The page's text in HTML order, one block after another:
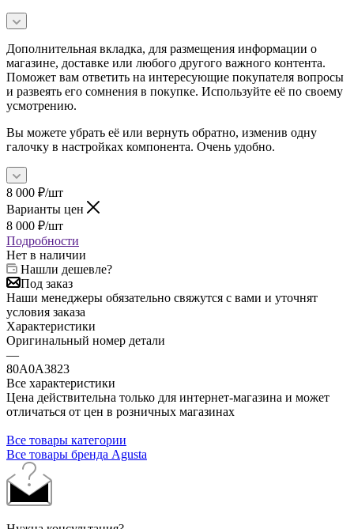
Дополнительная вкладка, для размещения информации о
магазине, доставке или любого другого важного контента.
Поможет вам ответить на интересующие покупателя вопросы
и развеять его сомнения в покупке. Используйте её по своему
усмотрению.
Вы можете убрать её или вернуть обратно, изменив одну
галочку в настройках компонента. Очень удобно.
8 000 ₽/шт
Варианты цен
8 000 ₽/шт
Подробности
Нет в наличии
Нашли дешевле?
Под заказ
Наши менеджеры обязательно свяжутся с вами и уточнят
условия заказа
Характеристики
Оригинальный номер детали
—
80A0A3823
Все характеристики
Цена действительна только для интернет-магазина и может
отличаться от цен в розничных магазинах
Все товары категории
Все товары бренда Agusta